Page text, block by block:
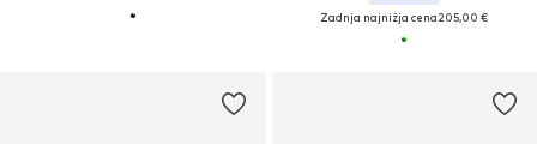
Zadnja najnižja cena205,00 €